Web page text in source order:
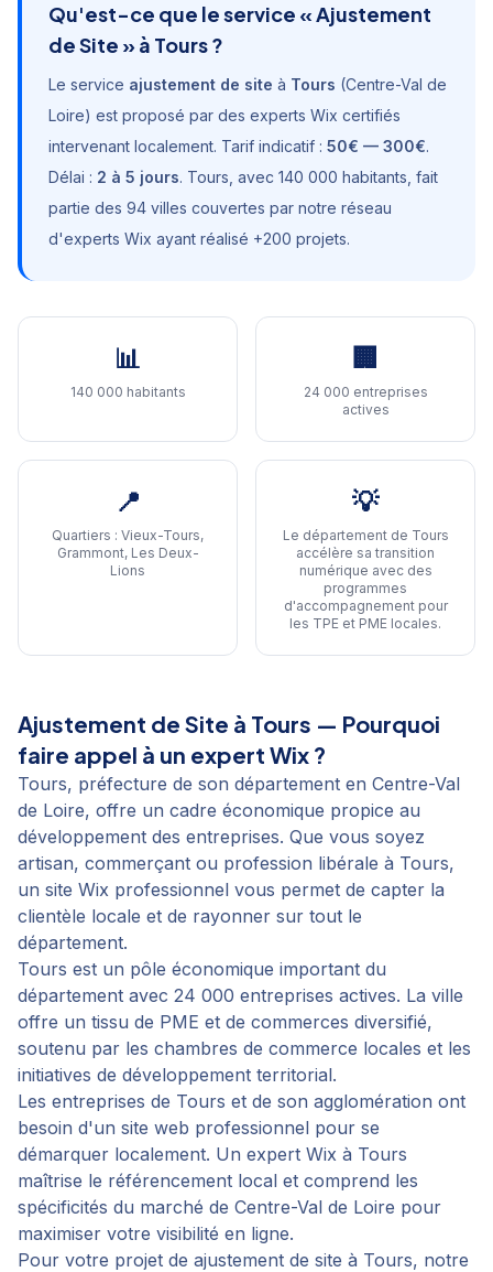
Qu'est-ce que le service «Ajustement
de Site » à Tours?
Le service ajustement de site à Tours (Centre-Val de
Loire) est proposé par des experts Wix certifiés
intervenant localement. Tarif indicatif : 50€ — 300€.
Délai : 2 à 5 jours. Tours , avec 140 000 habitants , fait
partie des 94 villes couvertes par notre réseau
d'experts Wix ayant réalisé +200 projets.
📊
140 000 habitants
🏢
24 000 entreprises
actives
📍
Quartiers : Vieux-Tours,
Grammont, Les Deux-
Lions
💡
Le département de Tours
accélère sa transition
numérique avec des
programmes
d'accompagnement pour
les TPE et PME locales.
Ajustement de Site à Tours — Pourquoi
faire appel à un expert Wix ?
Tours, préfecture de son département en Centre-Val
de Loire, offre un cadre économique propice au
développement des entreprises. Que vous soyez
artisan, commerçant ou profession libérale à Tours,
un site Wix professionnel vous permet de capter la
clientèle locale et de rayonner sur tout le
département.
Tours est un pôle économique important du
département avec 24 000 entreprises actives. La ville
offre un tissu de PME et de commerces diversifié,
soutenu par les chambres de commerce locales et les
initiatives de développement territorial.
Les entreprises de Tours et de son agglomération ont
besoin d'un site web professionnel pour se
démarquer localement. Un expert Wix à Tours
maîtrise le référencement local et comprend les
spécificités du marché de Centre-Val de Loire pour
maximiser votre visibilité en ligne.
Pour votre projet de ajustement de site à Tours, notre